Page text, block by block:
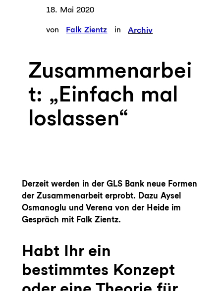
18. Mai 2020
von Falk Zientz in Archiv
Zusammenarbei
t: „Einfach mal
loslassen“
Derzeit werden in der GLS Bank neue Formen
der Zusammenarbeit erprobt. Dazu Aysel
Osmanoglu und Verena von der Heide im
Gespräch mit Falk Zientz.
Habt Ihr ein
bestimmtes Konzept